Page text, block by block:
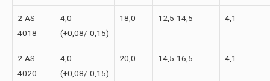
2-АS
4018
4,0
(+0,08/-0,15)
18,0 12,5-14,5 4,1
2-АS
4020
4,0
(+0,08/-0,15)
20,0 14,5-16,5 4,1